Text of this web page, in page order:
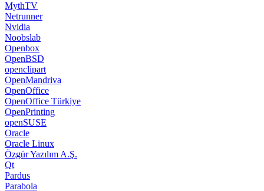
MythTV
Netrunner
Nvidia
Noobslab
Openbox
OpenBSD
openclipart
OpenMandriva
OpenOffice
OpenOffice Türkiye
OpenPrinting
openSUSE
Oracle
Oracle Linux
Özgür Yazılım A.Ş.
Qt
Pardus
Parabola